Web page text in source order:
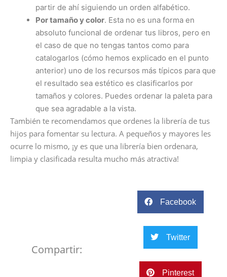
partir de ahí siguiendo un orden alfabético.
Por tamaño y color. Esta no es una forma en
absoluto funcional de ordenar tus libros, pero en
el caso de que no tengas tantos como para
catalogarlos (cómo hemos explicado en el punto
anterior) uno de los recursos más típicos para que
el resultado sea estético es clasificarlos por
tamaños y colores. Puedes ordenar la paleta para
que sea agradable a la vista.
También te recomendamos que ordenes la librería de tus
hijos para fomentar su lectura. A pequeños y mayores les
ocurre lo mismo, ¡y es que una librería bien ordenara,
limpia y clasificada resulta mucho más atractiva!
Compartir:
Facebook
Twitter
Pinterest